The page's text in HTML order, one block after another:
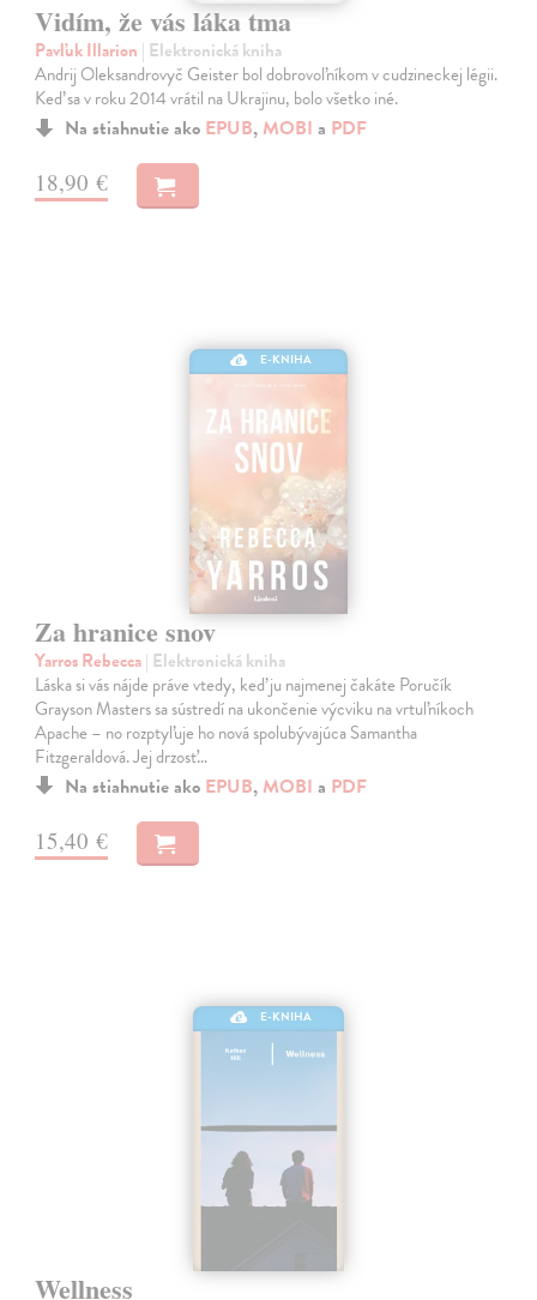
Vidím, že vás láka tma
Pavľuk Illarion | Elektronická kniha
Andrij Oleksandrovyč Geister bol dobrovoľníkom v cudzineckej légii.
Keď sa v roku 2014 vrátil na Ukrajinu, bolo všetko iné.
Na stiahnutie ako EPUB, MOBI a PDF
18,90 €
E-KNIHA
Za hranice snov
Yarros Rebecca| Elektronická kniha
Láska si vás nájde práve vtedy, keď ju najmenej čakáte Poručík
Grayson Masters sa sústredí na ukončenie výcviku na vrtuľníkoch
Apache – no rozptyľuje ho nová spolubývajúca Samantha
Fitzgeraldová. Jej drzosť…
Na stiahnutie ako EPUB, MOBI a PDF
15,40 €
E-KNIHA
Wellness